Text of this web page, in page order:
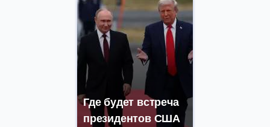
Где будет встреча
президентов США